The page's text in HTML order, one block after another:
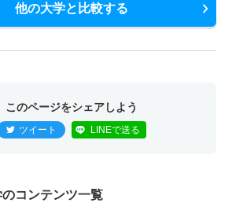
他の大学と比較する
このページをシェアしよう
ツイート LINEで送る
コンテンツ一覧